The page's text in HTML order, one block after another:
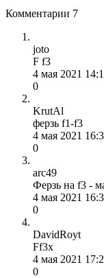
Комментарии 7
joto
F f3
4 мая 2021
0
KrutAl
ферзь f1-f3
4 мая 2021
0
arc49
Ферзь на f3 -
4 мая 2021
0
DavidRoyt
Ff3x
4 мая 2021
0